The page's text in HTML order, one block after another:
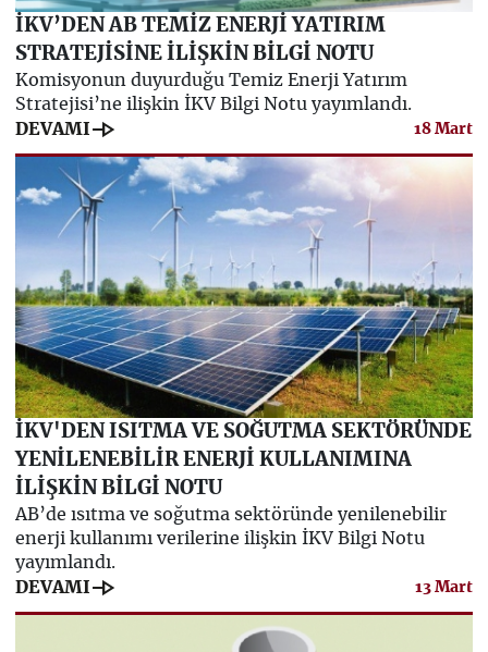
İKV’DEN AB TEMİZ ENERJİ YATIRIM
STRATEJİSİNE İLİŞKİN BİLGİ NOTU
Komisyonun duyurduğu Temiz Enerji Yatırım
Stratejisi’ne ilişkin İKV Bilgi Notu yayımlandı.
DEVAMI line_end_arrow 18 Mart
İKV'DEN ISITMA VE SOĞUTMA SEKTÖRÜNDE
YENİLENEBİLİR ENERJİ KULLANIMINA
İLİŞKİN BİLGİ NOTU
AB’de ısıtma ve soğutma sektöründe yenilenebilir
enerji kullanımı verilerine ilişkin İKV Bilgi Notu
yayımlandı.
DEVAMI line_end_arrow 13 Mart